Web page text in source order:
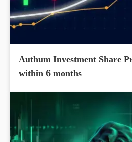
Authum Investment Share
within 6 months